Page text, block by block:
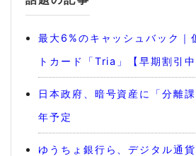
最大6%のキャッシュバック｜
トカード「Tria」【早期割引中
日本政府、暗号資産に「分離
年予定
ゆうちょ銀行ら、デジタル通